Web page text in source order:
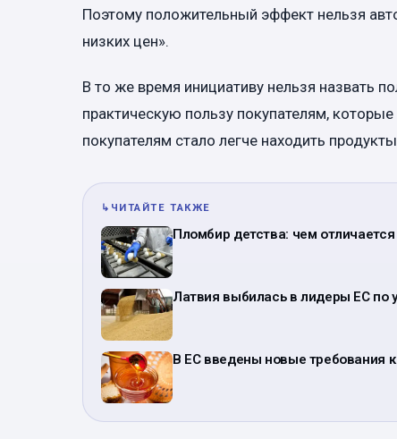
Поэтому положительный эффект нельзя
низких цен».
В то же время инициативу нельзя назвать
практическую пользу покупателям,
покупателям стало легче находить
↳ ЧИТАЙТЕ ТАКЖЕ
Пломбир детства: чем
Латвия выбилась в лидеры ЕС по
В ЕС введены новые требования